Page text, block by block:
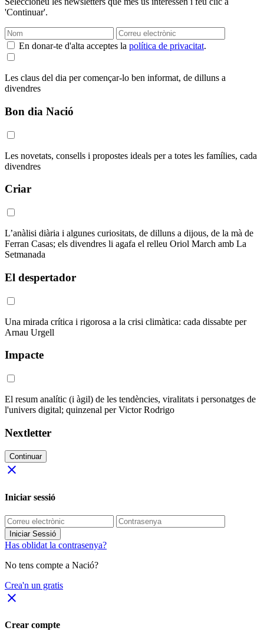
'Continuar'.
En donar-te d'alta acceptes la política de privacitat.
Les claus del dia per començar-lo ben informat, de dilluns a
divendres
Bon dia Nació
Les novetats, consells i propostes ideals per a totes les famílies, cada
divendres
Criar
L’anàlisi diària i algunes curiositats, de dilluns a dijous, de la mà de
Ferran Casas; els divendres li agafa el relleu Oriol March amb La
Setmanada
El despertador
Una mirada crítica i rigorosa a la crisi climàtica: cada dissabte per
Arnau Urgell
Impacte
El resum analític (i àgil) de les tendències, viralitats i personatges de
l'univers digital; quinzenal per Victor Rodrigo
Nextletter
Continuar
close
Iniciar sessió
Iniciar Sessió
Has oblidat la contrasenya?
No tens compte a Nació?
Crea'n un gratis
close
Crear compte